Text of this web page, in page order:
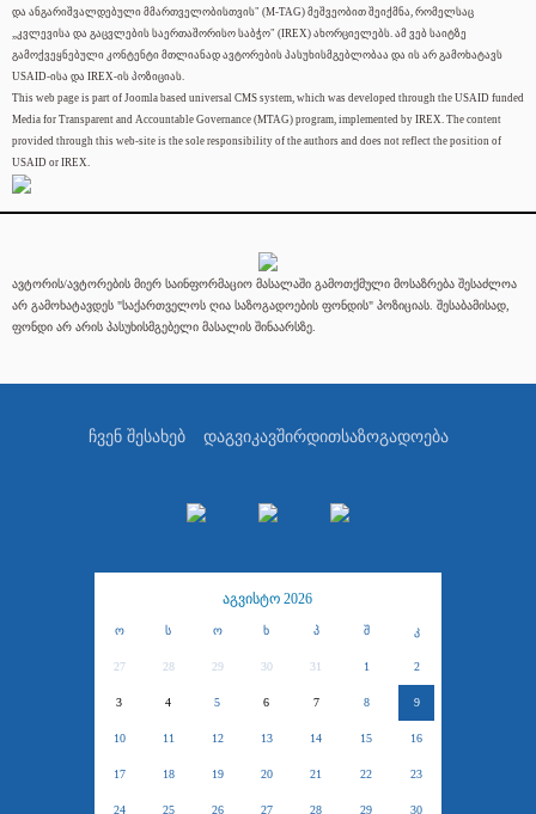
და ანგარიშვალდებული მმართველობისთვის" (M-TAG) მეშვეობით შეიქმნა, რომელსაც
„კვლევისა და გაცვლების საერთაშორისო საბჭო" (IREX) ახორციელებს. ამ ვებ საიტზე
გამოქვეყნებული კონტენტი მთლიანად ავტორების პასუხისმგებლობაა და ის არ გამოხატავს
USAID-ისა და IREX-ის პოზიციას.
This web page is part of Joomla based universal CMS system, which was developed through the USAID funded
Media for Transparent and Accountable Governance (MTAG) program, implemented by IREX. The content
provided through this web-site is the sole responsibility of the authors and does not reflect the position of
USAID or IREX.
ავტორის/ავტორების მიერ საინფორმაციო მასალაში გამოთქმული მოსაზრება შესაძლოა
არ გამოხატავდეს "საქართველოს ღია საზოგადოების ფონდის" პოზიციას. შესაბამისად,
ფონდი არ არის პასუხისმგებელი მასალის შინაარსზე.
ჩვენ შესახებ დაგვიკავშირდითსაზოგადოება
აგვისტო 2026
ო ს ო ხ პ შ კ
27 28 29 30 31 1 2
3 4 5 6 7 8 9
10 11 12 13 14 15 16
17 18 19 20 21 22 23
24 25 26 27 28 29 30